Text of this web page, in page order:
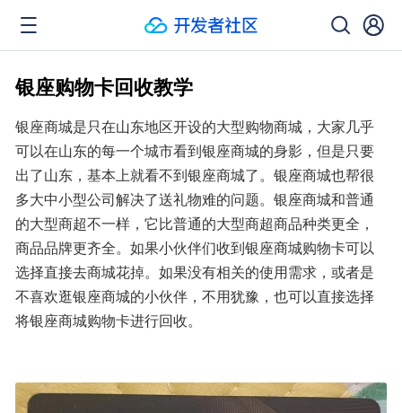
银座购物卡回收教学
银座商城是只在山东地区开设的大型购物商城，大家几乎
可以在山东的每一个城市看到银座商城的身影，但是只要
出了山东，基本上就看不到银座商城了。银座商城也帮很
多大中小型公司解决了送礼物难的问题。银座商城和普通
的大型商超不一样，它比普通的大型商超商品种类更全，
商品品牌更齐全。如果小伙伴们收到银座商城购物卡可以
选择直接去商城花掉。如果没有相关的使用需求，或者是
不喜欢逛银座商城的小伙伴，不用犹豫，也可以直接选择
将银座商城购物卡进行回收。